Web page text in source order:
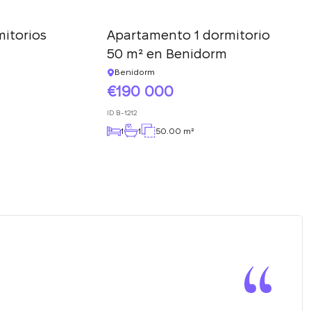
Apartamento 1 dormitorio
50 m² en Benidorm
Benidorm
190 000
ID B-1212
1 1 50.00 m²